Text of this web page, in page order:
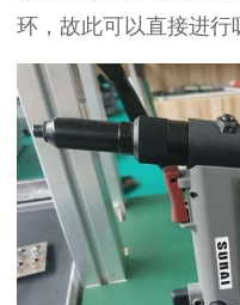
环，故此可以直接进行